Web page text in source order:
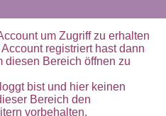
um Zugriff zu erhalten
registriert hast dann
diesen Bereich öffnen zu
bist und hier keinen
Bereich den
vorbehalten.